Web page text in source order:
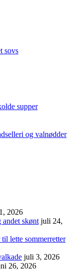
sovs
supper
og valnødder
2026
skønt juli 24,
lette sommerretter
juli 3, 2026
26, 2026